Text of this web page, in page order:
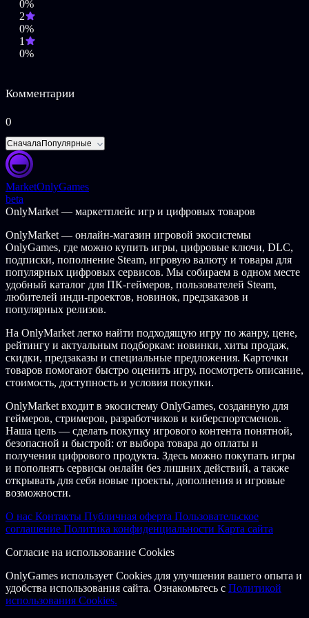
Инструменты для взлома, мины, турели и другие
решения, улучшающие броню и оружие.
АДАПТИРУЕМЫЕ ПОЛЯ БОЯ
баррикады, избегайте и используйте опасные факторы
окружающей среды, расставляйте ловушки, запускайте
стены - но учтите, что ваши враги обладают такими же
возможностями.
БЕСКОНЕЧНАЯ ИГРА
Испытайте свои навыки на пределе возможностей в
различных игровых режимах. Откройте для себя
многоуровневую систему сложности, которая гарантирует
Полностью настраиваемые одиночные миссии
Сложные многопользовательские операции с
уникальными целями
Строительство, поддержание и оборона форпоста в
режиме «Защита базы».
и многое другое!
Не хотите в одиночку противостоять орде? Переходите в
многопользовательскую игру и противостойте угрозе в
классическом локальном кооперативе или воспользуйтесь
функцией Steam «Удаленная совместная игра», чтобы
пригласить в игру своего товарища по оружию.
ОПИСАНИЕ КОНТЕНТА ДЛЯ ВЗРОСЛЫХ
Разработчики описывают контент так:
Реалистичное насилие (между людьми и вымышленными
инопланетянами)
Реалистичное кровопролитие
Горе
Комичные розыгрыши
©2024 USC: Counterforce. Created by Aliza Wenders. Developed
by Angry Cat Studios. Published by Firesquid. All rights reserved.
0%
2
0%
1
0%
Комментарии
0
СначалаПопулярные
MarketOnlyGames
beta
OnlyMarket — маркетплейс игр и цифровых товаров
OnlyMarket — онлайн-магазин игровой экосистемы
OnlyGames, где можно купить игры, цифровые ключи, DLC,
подписки, пополнение Steam, игровую валюту и товары для
популярных цифровых сервисов. Мы собираем в одном месте
удобный каталог для ПК-геймеров, пользователей Steam,
любителей инди-проектов, новинок, предзаказов и
популярных релизов.
На OnlyMarket легко найти подходящую игру по жанру, цене,
рейтингу и актуальным подборкам: новинки, хиты продаж,
скидки, предзаказы и специальные предложения. Карточки
товаров помогают быстро оценить игру, посмотреть описание,
стоимость, доступность и условия покупки.
OnlyMarket входит в экосистему OnlyGames, созданную для
геймеров, стримеров, разработчиков и киберспортсменов.
Наша цель — сделать покупку игрового контента понятной,
безопасной и быстрой: от выбора товара до оплаты и
получения цифрового продукта. Здесь можно покупать игры
и пополнять сервисы онлайн без лишних действий, а также
открывать для себя новые проекты, дополнения и игровые
возможности.
О нас Контакты Публичная оферта Пользовательское
соглашение Политика конфиденциальности Карта сайта
Согласие на использование Cookies
OnlyGames использует Cookies для улучшения вашего опыта и
удобства использования сайта. Ознакомьтесь с Политикой
использования Cookies.